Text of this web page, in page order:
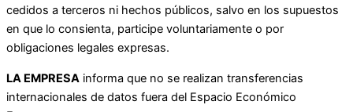
cedidos a terceros ni hechos públicos, salvo en los supuestos
en que lo consienta, participe voluntariamente o por
obligaciones legales expresas.
LA EMPRESA informa que no se realizan transferencias
internacionales de datos fuera del Espacio Económico